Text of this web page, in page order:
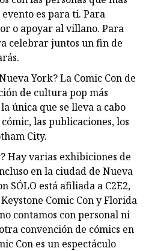
es para ti. Para
o apoyar al villano. Para
celebrar juntos un fin de
York? La Comic Con de
de cultura pop más
única que se lleva a cabo
las publicaciones, los
City.
Hay varias exhibiciones de
en la ciudad de Nueva
SÓLO está afiliada a C2E2,
Comic Con y Florida
contamos con personal ni
convención de cómics en
Con es un espectáculo